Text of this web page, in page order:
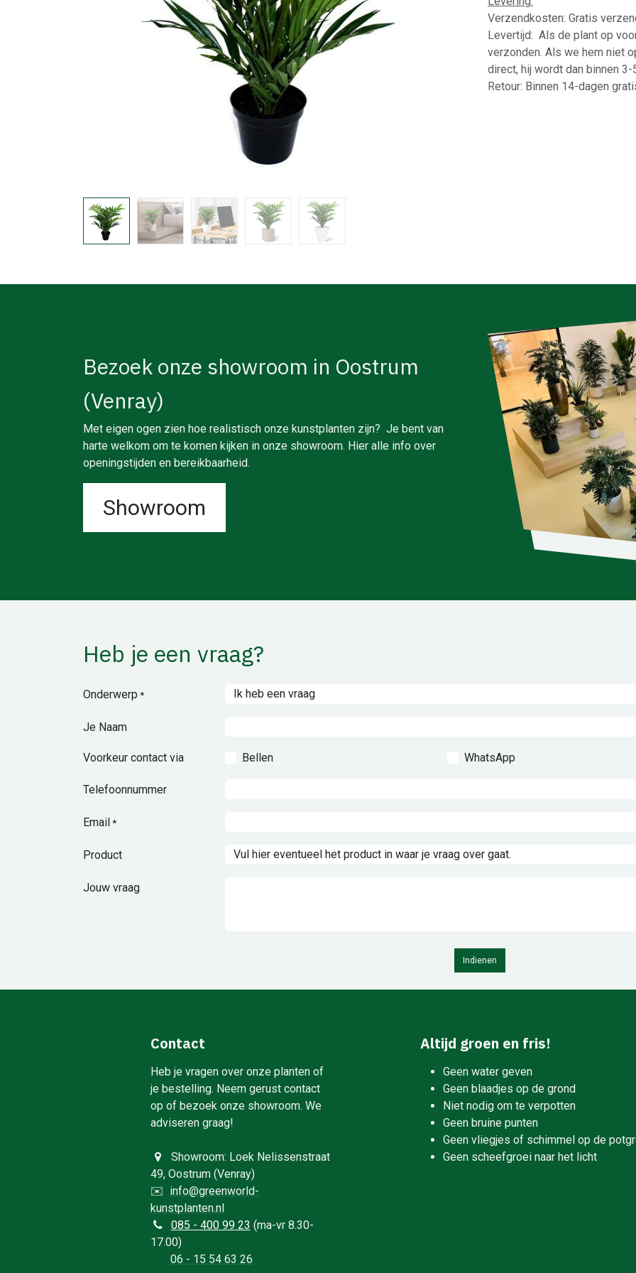
Verzendkosten: Gratis
Levertijd: Als de plant op
verzonden. Als we hem niet
direct, hij wordt dan binnen
Retour: Binnen 14-dagen
Bezoek onze showroom in Oostrum
(Venray)
Met eigen ogen zien hoe realistisch onze kunstplanten zijn? Je bent van
harte welkom om te komen kijken in onze showroom. Hier alle info over
openingstijden en bereikbaarheid.
Showroom
Heb je een vraag?
Onderwerp *
Je Naam
Voorkeur contact via Bellen WhatsApp
Telefoonnummer
Email*
Product
Jouw vraag
Indienen
Contact
Heb je vragen over onze planten of
je bestelling. Neem gerust contact
op of bezoek onze showroom. We
adviseren graag!
Showroom: Loek Nelissenstraat
49, Oostrum (Venray)
✉️ info@greenworld-
kunstplanten.nl
085 - 400 99 23 (ma-vr 8.30-
17.00)
06 - 15 54 63 26
Altijd groen en fris!
Geen water geven
Geen blaadjes op de grond
Niet nodig om te verpotten
Geen bruine punten
Geen vliegjes of schimmel op de
Geen scheefgroei naar het licht